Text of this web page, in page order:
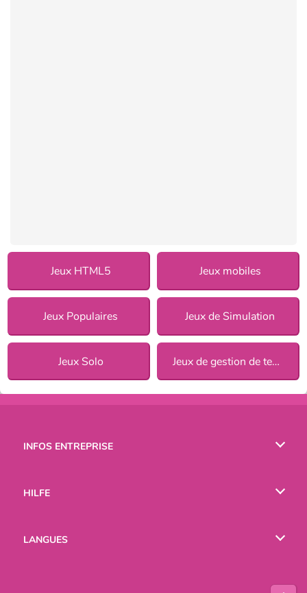
Jeux HTML5 Jeux mobiles
Jeux Populaires Jeux de Simulation
Jeux Solo Jeux de gestion de temps
INFOS ENTREPRISE
HILFE
LANGUES